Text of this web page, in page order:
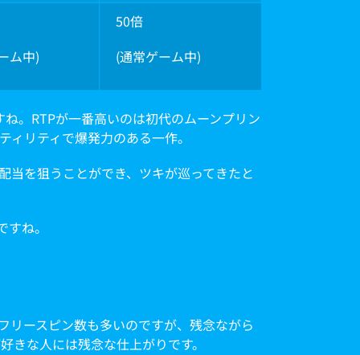
ム中)
50倍
(通常ゲーム中)
。RTPが一番高いのは初代のムーンプリン
リティで爆発力のある一作。
当を狙うことができ、ツキが巡ってきたと
ね。
リースピン数も多いのですが、残念ながら
きな人には残念な仕上がりです。